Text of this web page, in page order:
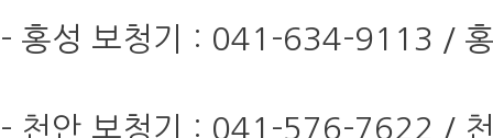
- 홍성 보청기 : 041-634-9113 /
- 천안 보청기 : 041-576-7622 /